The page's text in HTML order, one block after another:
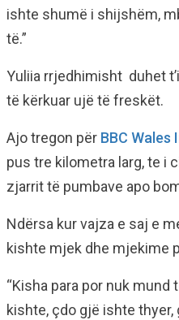
ishte shumë i shijshëm,
të.”
Yuliia rrjedhimisht duhet
të kërkuar ujë të freskët.
Ajo tregon për BBC Wales
pus tre kilometra larg, te i
zjarrit të pumbave apo
Ndërsa kur vajza e saj e
kishte mjek dhe mjekime
“Kisha para por nuk
kishte, çdo gjë ishte thyer,